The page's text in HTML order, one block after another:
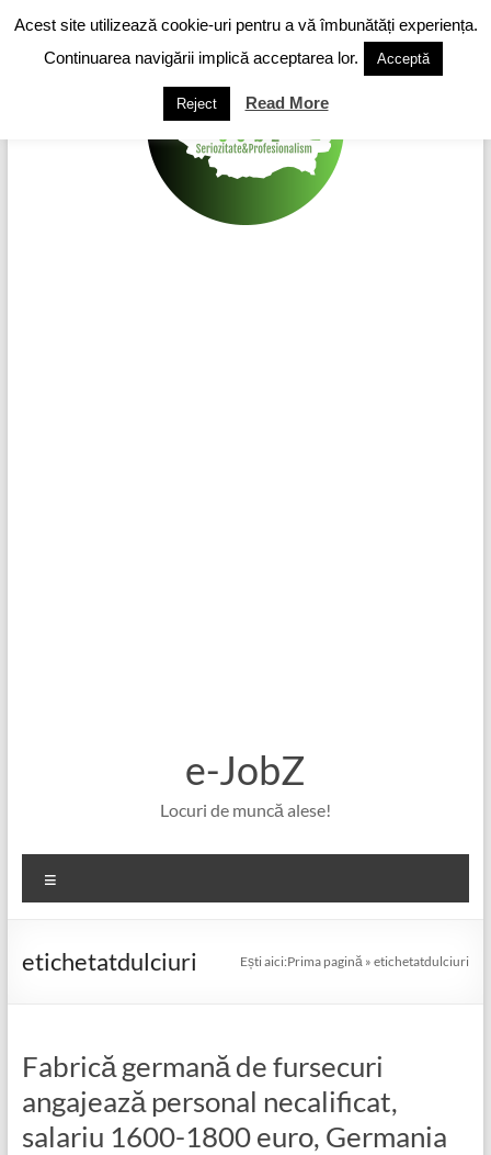
to
content
e-JobZ
Locuri de muncă alese!
etichetatdulciuri Ești aici:Prima pagină »etichetatdulciuri
Fabrică germană de fursecuri
angajează personal necalificat,
salariu 1600-1800 euro, Germania
Acest site utilizează cookie-uri pentru a vă îmbunătăți experiența.
Continuarea navigării implică acceptarea lor.
Acceptă
Reject Read More